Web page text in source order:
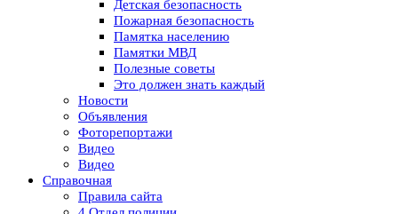
Детская безопасность
Пожарная безопасность
Памятка населению
Памятки МВД
Полезные советы
Это должен знать каждый
Новости
Объявления
Фоторепортажи
Видео
Видео
Справочная
Правила сайта